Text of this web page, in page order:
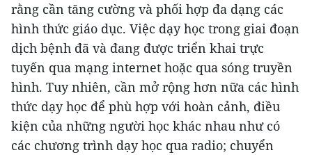
rằng cần tăng cường và phối hợp đa dạng các
hình thức giáo dục. Việc dạy học trong giai đoạn
dịch bệnh đã và đang được triển khai trực
tuyến qua mạng internet hoặc qua sóng truyền
hình. Tuy nhiên, cần mở rộng hơn nữa các hình
thức dạy học để phù hợp với hoàn cảnh, điều
kiện của những người học khác nhau như có
các chương trình dạy học qua radio; chuyển